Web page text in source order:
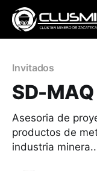
Invitados
SD-MAQ
Asesoria de
productos de
industria